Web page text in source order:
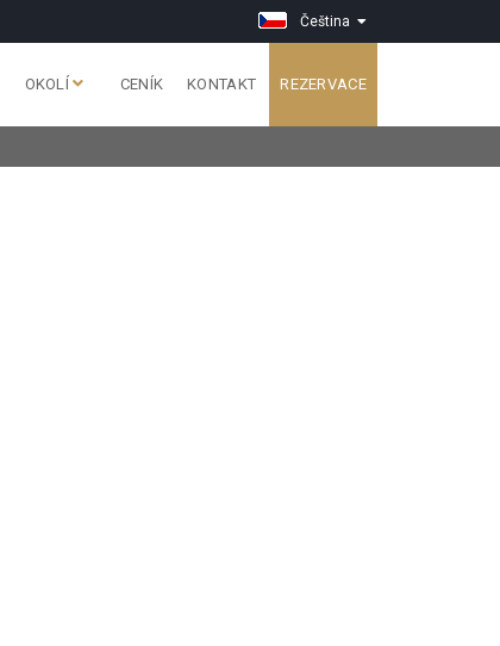
Čeština
OKOLÍ CENÍK KONTAKT REZERVACE